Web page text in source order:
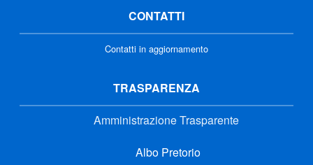
CONTATTI
Contatti in aggiornamento
TRASPARENZA
Amministrazione Trasparente
Albo Pretorio